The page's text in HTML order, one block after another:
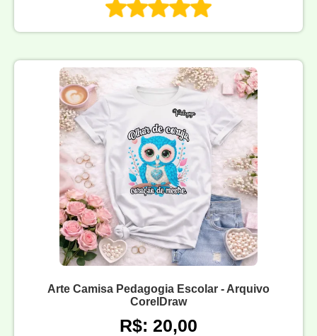
Arte Camisa Pedagogia Escolar - Arquivo
CorelDraw
R$: 20,00